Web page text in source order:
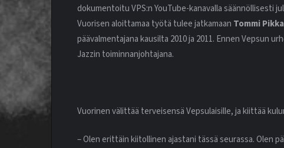
dokumentoitu VPS:n YouTube-kanavalla säännöllisesti
Vuorisen aloittamaa työtä tulee jatkamaan Tommi
päävalmentajana kausilta 2010 ja 2011. Ennen Vepsun
Jazzin toiminnanjohtajana.
Vuorinen välittää terveisensä Vepsulaisille, ja kiittää
– Olen erittäin kiitollinen ajastani tässä seurassa. Olen